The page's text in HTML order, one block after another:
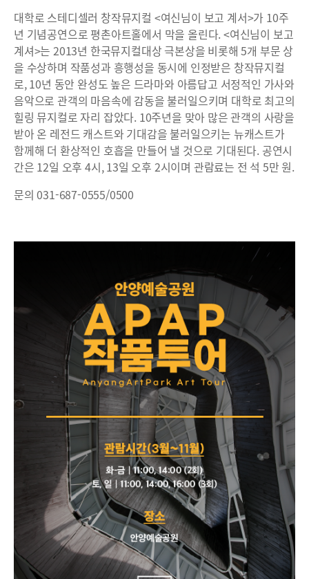
대학로 스테디셀러 창작뮤지컬 <여신님이 보고 계서>가 10주
년 기념공연으로 평촌아트홀에서 막을 올린다. <여신님이 보고
계셔>는 2013년 한국뮤지컬대상 극본상을 비롯해 5개 부문 상
을 수상하며 작품성과 흥행성을 동시에 인정받은 창작뮤지컬
로, 10년 동안 완성도 높은 드라마와 아름답고 서정적인 가사와
음악으로 관객의 마음속에 감동을 불러일으키며 대학로 최고의
힐링 뮤지컬로 자리 잡았다. 10주년을 맞아 많은 관객의 사랑을
받아 온 레전드 캐스트와 기대감을 불러일으키는 뉴캐스트가
함께해 더 환상적인 호흡을 만들어 낼 것으로 기대된다. 공연시
간은 12일 오후 4시, 13일 오후 2시이며 관람료는 전 석 5만 원.
문의 031-687-0555/0500